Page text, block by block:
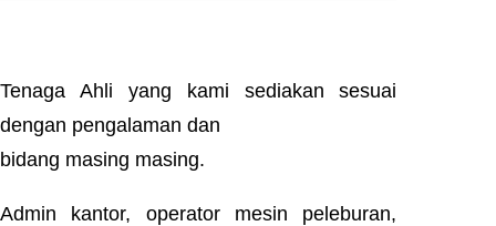
Tenaga Ahli yang kami sediakan sesuai
dengan pengalaman dan
bidang masing masing.
Admin kantor, operator mesin peleburan,